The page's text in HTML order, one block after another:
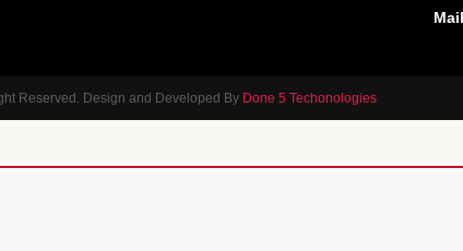
Reserved. Design and Developed By Done 5 Techonologies